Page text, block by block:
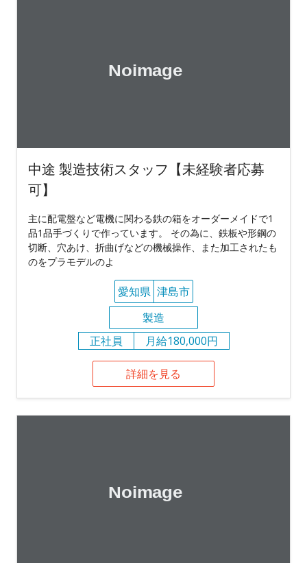
中途 製造技術スタッフ【未経験者応募
可】
主に配電盤など電機に関わる鉄の箱をオーダーメイドで1
品1品手づくりで作っています。 その為に、鉄板や形鋼の
切断、穴あけ、折曲げなどの機械操作、また加工されたも
のをプラモデルのよ
愛知県 津島市
製造
正社員
月給180,000円
詳細を見る